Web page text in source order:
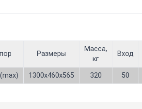
Размеры
Масса,
кг
Вход
1300х460х565 320 50